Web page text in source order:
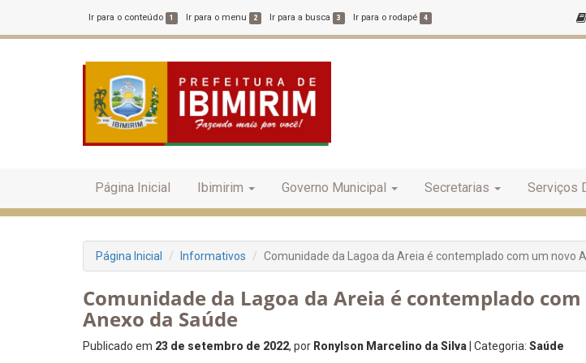
Ir para o conteúdo 1 Ir para o menu 2 Ir para a busca 3 Ir para o rodapé 4
Página Inicial Ibimirim Governo Municipal Secretarias Serviços
Página Inicial Informativos Comunidade da Lagoa da Areia é contemplado com um novo
Comunidade da Lagoa da Areia é contemplado
Anexo da Saúde
Publicado em 23 de setembro de 2022, por Ronylson Marcelino da Silva | Categoria: Saúde